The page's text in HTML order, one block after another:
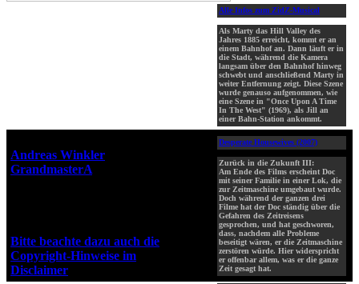
Alle Infos zum ZidZ-Musical
Als Marty das Hill Valley des
Jahres 1885 erreicht, kommt er an
einem Bahnhof an. Dann läuft er in
die Stadt, während die Kamera
langsam über den Bahnhof hinweg
schwebt und anschließend Marty in
weiter Entfernung zeigt. Diese Szene
wurde genauso aufgenommen, wie
eine Szene in "Once Upon A Time
In The West" (1969), als Jill an
einer Bahn-Station ankommt.
Desperate Housewives (2007)
Zurück in die Zukunft III:
Am Ende des Films erscheint Doc
mit seiner Familie in einer Lok, die
zur Zeitmaschine umgebaut wurde.
Doch während der ganzen drei
Filme hat der Doc ständig über die
Gefahren des Zeitreisens
gesprochen, und hat geschworen,
dass, nachdem alle Probleme
beseitigt wären, er die Zeitmaschine
zerstören würde. Hier widerspricht
er offenbar allem, was er die ganze
Zeit gesagt hat.
Andreas Winkler
GrandmasterA
Bitte beachte dazu auch die
Copyright-Hinweise im
Disclaimer